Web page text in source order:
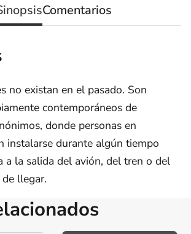
Comentarios
no exist­an en el pasado. Son
contemporáneos de
donde personas en
instalarse durante algún tiempo
a la salida del avión, del tren o del
llegar.